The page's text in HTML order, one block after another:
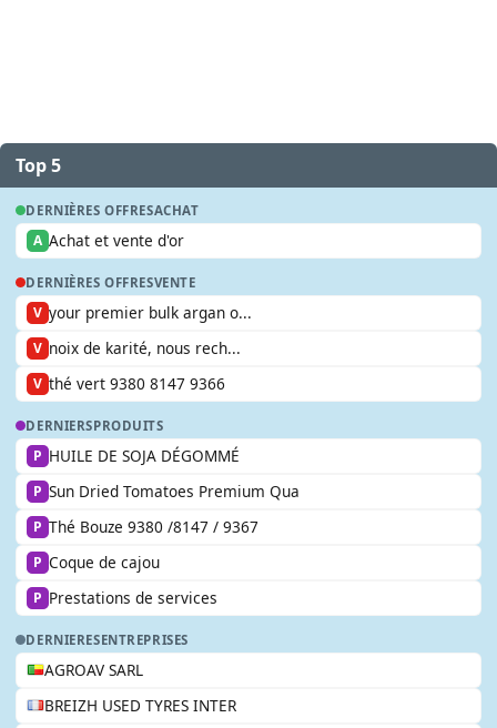
Top 5
DERNIÈRES OFFRESACHAT
A Achat et vente d'or
DERNIÈRES OFFRESVENTE
V your premier bulk argan o...
V noix de karité, nous rech...
V thé vert 9380 8147 9366
DERNIERSPRODUITS
P HUILE DE SOJA DÉGOMMÉ
P Sun Dried Tomatoes Premium Qua
P Thé Bouze 9380 /8147 / 9367
P Coque de cajou
P Prestations de services
DERNIERESENTREPRISES
AGROAV SARL
BREIZH USED TYRES INTER